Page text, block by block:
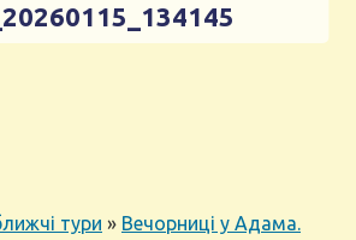
тури » Вечорниці у Адама.